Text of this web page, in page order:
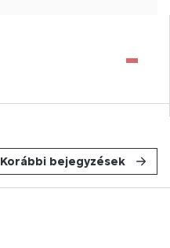
-
Korábbi bejegyzések